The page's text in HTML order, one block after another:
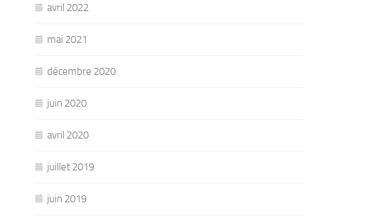
avril 2022
mai 2021
décembre 2020
juin 2020
avril 2020
juillet 2019
juin 2019